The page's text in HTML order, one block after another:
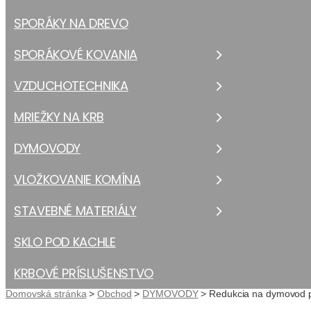
SPORÁKY NA DREVO
SPORÁKOVÉ KOVANIA
VZDUCHOTECHNIKA
MRIEŽKY NA KRB
DYMOVODY
VLOŽKOVANIE KOMÍNA
STAVEBNÉ MATERIÁLY
SKLO POD KACHLE
KRBOVÉ PRÍSLUŠENSTVO
Domovská stránka>Obchod > DYMOVODY> Redukcia na dymovod